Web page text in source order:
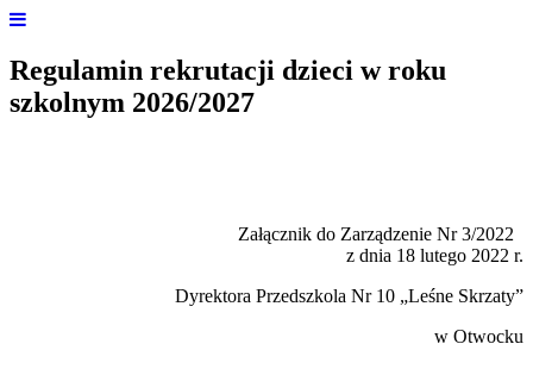
Regulamin rekrutacji dzieci w roku
szkolnym 2026/2027
Załącznik do Zarządzenie Nr 3/2022
z dnia 18 lutego 2022 r.
Dyrektora Przedszkola Nr 10 „Leśne Skrzaty”
w Otwocku